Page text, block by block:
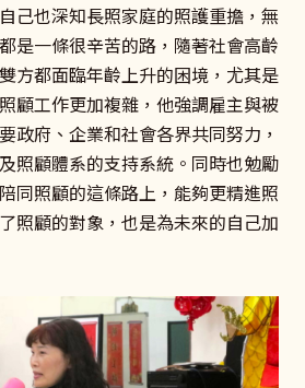
己也深知長照家庭的照護重擔，無
是一條很辛苦的路，隨著社會高齡
方都面臨年齡上升的困境，尤其是
顧工作更加複雜，他強調雇主與被
政府、企業和社會各界共同努力，
照顧體系的支持系統。同時也勉勵
同照顧的這條路上，能夠更精進照
照顧的對象，也是為未來的自己加